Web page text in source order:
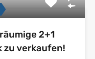
2+1
zu verkaufen!